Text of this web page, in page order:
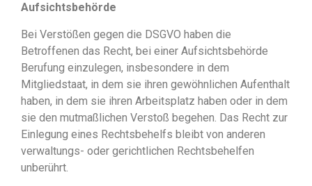
Aufsichtsbehörde
Bei Verstößen gegen die DSGVO haben die
Betroffenen das Recht, bei einer Aufsichtsbehörde
Berufung einzulegen, insbesondere in dem
Mitgliedstaat, in dem sie ihren gewöhnlichen Aufenthalt
haben, in dem sie ihren Arbeitsplatz haben oder in dem
sie den mutmaßlichen Verstoß begehen. Das Recht zur
Einlegung eines Rechtsbehelfs bleibt von anderen
verwaltungs- oder gerichtlichen Rechtsbehelfen
unberührt.